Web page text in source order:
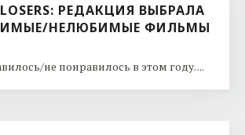
LOSERS: РЕДАКЦИЯ ВЫБРАЛА
НЕЛЮБИМЫЕ ФИЛЬМЫ
не понравилось в этом году. ...